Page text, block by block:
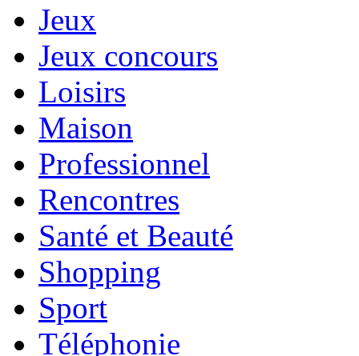
Jeux
Jeux concours
Loisirs
Maison
Professionnel
Rencontres
Santé et Beauté
Shopping
Sport
Téléphonie